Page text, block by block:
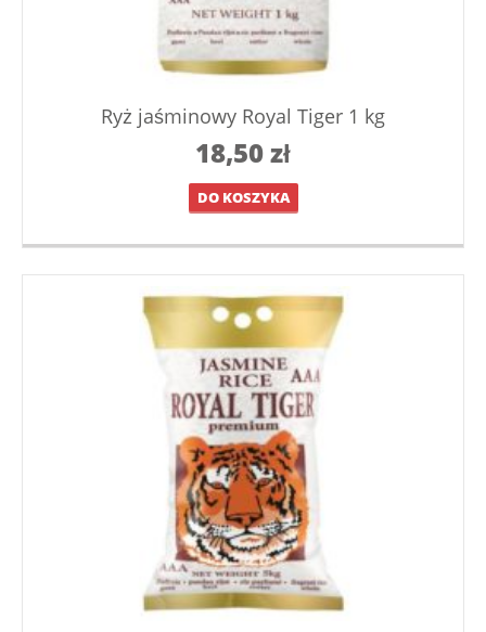
Ryż jaśminowy Royal Tiger 1 kg
18,50zł
DO KOSZYKA